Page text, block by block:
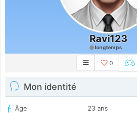
Ravi123
longtemps
0
Mon identité
Âge
23 ans